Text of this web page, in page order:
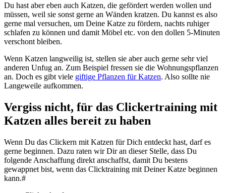
Du hast aber eben auch Katzen, die gefördert werden wollen und
müssen, weil sie sonst gerne an Wänden kratzen. Du kannst es also
gerne mal versuchen, um Deine Katze zu fördern, nachts ruhiger
schlafen zu können und damit Möbel etc. von den dollen 5-Minuten
verschont bleiben.
Wenn Katzen langweilig ist, stellen sie aber auch gerne sehr viel
anderen Unfug an. Zum Beispiel fressen sie die Wohnungspflanzen
an. Doch es gibt viele giftige Pflanzen für Katzen. Also sollte nie
Langeweile aufkommen.
Vergiss nicht, für das Clickertraining mit
Katzen alles bereit zu haben
Wenn Du das Clickern mit Katzen für Dich entdeckt hast, darf es
gerne beginnen. Dazu raten wir Dir an dieser Stelle, dass Du
folgende Anschaffung direkt anschaffst, damit Du bestens
gewappnet bist, wenn das Clicktraining mit Deiner Katze beginnen
kann.#